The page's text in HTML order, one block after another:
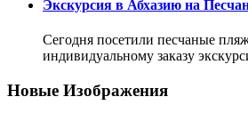
Экскурсия в Абхазию на
Сегодня посетили песчаные
индивидуальному заказу
Новые Изображения